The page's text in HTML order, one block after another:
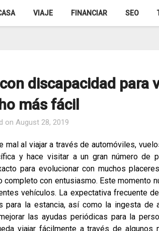
VIAJE FINANCIAR SEO
discapacidad para
más fácil
onAugust 28, 2019
mal al viajar a través de automóviles,
y hace visitar a un gran número de
para evolucionar con muchos
completo con entusiasmo. Este momento
vehículos. La expectativa frecuente
para la estancia, así como la ingesta de
las ayudas periódicas para la
viajar fácilmentea través de algunos